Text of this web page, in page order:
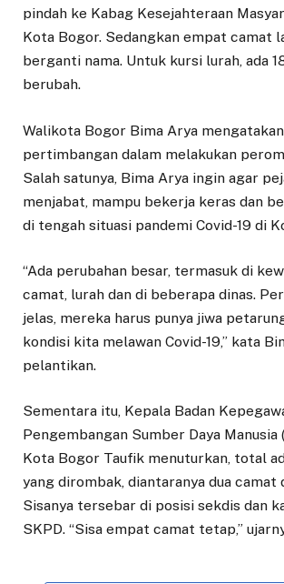
pindah ke Kabag Kesejahteraan
Kota Bogor. Sedangkan empat camat
berganti nama. Untuk kursi lurah, ada
berubah.
Walikota Bogor Bima Arya
pertimbangan dalam melakukan
Salah satunya, Bima Arya ingin agar
menjabat, mampu bekerja keras dan
di tengah situasi pandemi Covid-19 di
“Ada perubahan besar, termasuk di
camat, lurah dan di beberapa dinas.
jelas, mereka harus punya jiwa
kondisi kita melawan Covid-19,” kata
pelantikan.
Sementara itu, Kepala Badan
Pengembangan Sumber Daya Manusia
Kota Bogor Taufik menuturkan, total
yang dirombak, diantaranya dua camat
Sisanya tersebar di posisi sekdis dan
SKPD. “Sisa empat camat tetap,”